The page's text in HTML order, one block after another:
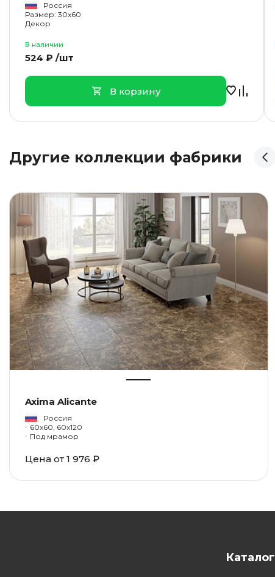
Россия
Размер: 30x60
Декор
В наличии
524 ₽ /шт
В корзину
Другие коллекции фабрики
Axima Alicante
Россия
60x60, 60x120
Под мрамор
Цена от 1 976 ₽
Каталог